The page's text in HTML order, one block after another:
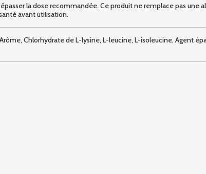
la dose recommandée. Ce produit ne remplace pas une
avant utilisation.
Chlorhydrate de L-lysine, L-leucine, L-isoleucine, Agent